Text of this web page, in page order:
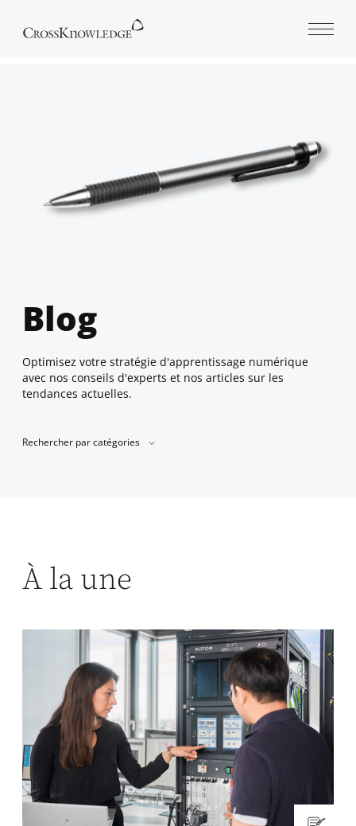
Blog
Optimisez votre stratégie d'apprentissage numérique
avec nos conseils d'experts et nos articles sur les
tendances actuelles.
Rechercher par catégories
À la une